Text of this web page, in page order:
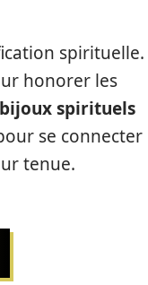
spirituelle.
honorer les
bijoux spirituels
se connecter
tenue.